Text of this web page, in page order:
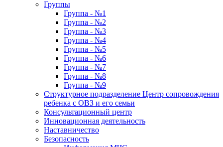
Группы
Группа - №1
Группа - №2
Группа - №3
Группа - №4
Группа - №5
Группа - №6
Группа - №7
Группа - №8
Группа - №9
Структурное подразделение Центр сопровождения
ребенка с ОВЗ и его семьи
Консультационный центр
Инновационная деятельность
Наставничество
Безопасность